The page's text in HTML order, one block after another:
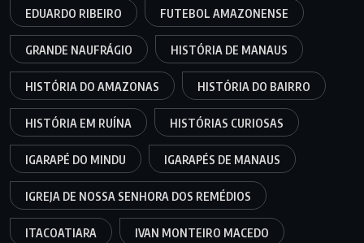
EDUARDO RIBEIRO FUTEBOL AMAZONENSE
GRANDE NAUFRÁGIO HISTÓRIA DE MANAUS
HISTÓRIA DO AMAZONAS HISTÓRIA DO BAIRRO
HISTÓRIA EM RUÍNA HISTÓRIAS CURIOSAS
IGARAPÉ DO MINDU IGARAPÉS DE MANAUS
IGREJA DE NOSSA SENHORA DOS REMÉDIOS
ITACOATIARA IVAN MONTEIRO MACEDO